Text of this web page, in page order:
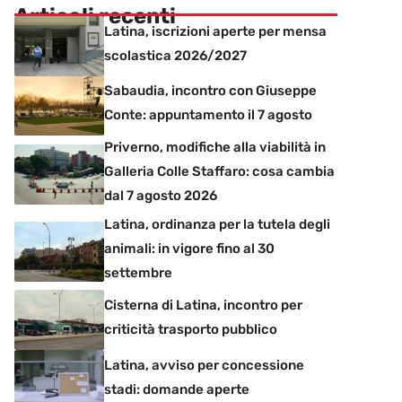
Articoli recenti
Latina, iscrizioni aperte per mensa
scolastica 2026/2027
Sabaudia, incontro con Giuseppe
Conte: appuntamento il 7 agosto
Priverno, modifiche alla viabilità in
Galleria Colle Staffaro: cosa cambia
dal 7 agosto 2026
Latina, ordinanza per la tutela degli
animali: in vigore fino al 30
settembre
Cisterna di Latina, incontro per
criticità trasporto pubblico
Latina, avviso per concessione
stadi: domande aperte